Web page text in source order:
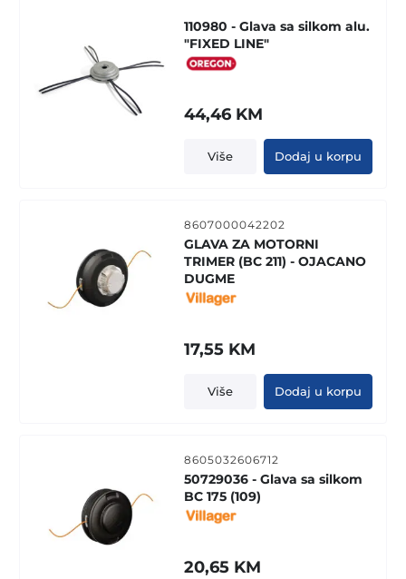
110980 - Glava sa silkom alu.
"FIXED LINE"
44,46 KM
Više Dodaj u korpu
8607000042202
GLAVA ZA MOTORNI
TRIMER (BC 211) - OJACANO
DUGME
17,55 KM
Više Dodaj u korpu
8605032606712
50729036 - Glava sa silkom
BC 175 (109)
20,65 KM